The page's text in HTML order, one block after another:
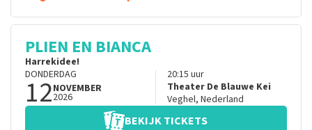
PLIEN EN BIANCA
Harrekidee!
DONDERDAG
12NOVEMBER
2026
20:15 uur
Theater De Blauwe Kei
Veghel, Nederland
BEKIJK TICKETS